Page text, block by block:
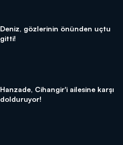
Deniz, gözlerinin önünden uçtu
gitti!
Hanzade, Cihangir'i ailesine karşı
dolduruyor!